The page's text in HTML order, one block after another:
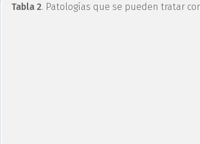
Tabla 2. Patologías que se pueden tratar